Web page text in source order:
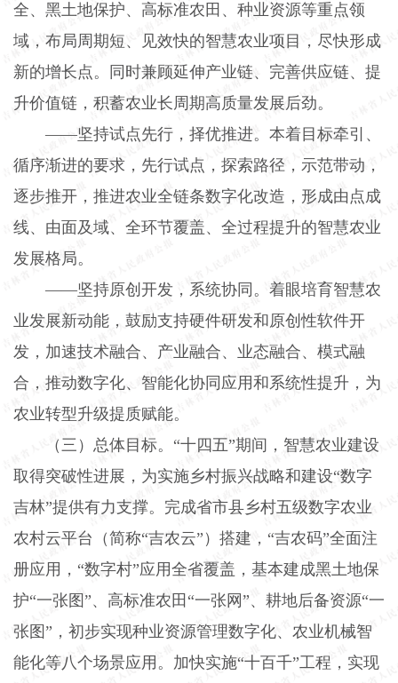
全、黑土地保护、高标准农田、种业资源等重点领
域，布局周期短、见效快的智慧农业项目，尽快形成
新的增长点。同时兼顾延伸产业链、完善供应链、提
升价值链，积蓄农业长周期高质量发展后劲。
——坚持试点先行，择优推进。本着目标牵引、
循序渐进的要求，先行试点，探索路径，示范带动，
逐步推开，推进农业全链条数字化改造，形成由点成
线、由面及域、全环节覆盖、全过程提升的智慧农业
发展格局。
——坚持原创开发，系统协同。着眼培育智慧农
业发展新动能，鼓励支持硬件研发和原创性软件开
发，加速技术融合、产业融合、业态融合、模式融
合，推动数字化、智能化协同应用和系统性提升，为
农业转型升级提质赋能。
（三）总体目标。 “十四五”期间，智慧农业建设
取得突破性进展，为实施乡村振兴战略和建设“数字
吉林”提供有力支撑。完成省市县乡村五级数字农业
农村云平台（简称“吉农云”）搭建，“吉农码”全面注
册应用，“数字村”应用全省覆盖，基本建成黑土地保
护“一张图”、高标准农田“一张网”、耕地后备资源“一
张图”，初步实现种业资源管理数字化、农业机械智
能化等八个场景应用。加快实施“十百千”工程，实现